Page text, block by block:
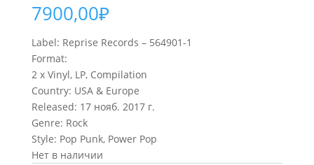
7900,00₽
Label: Reprise Records – 564901-1
Format:
2 x Vinyl, LP, Compilation
Country: USA & Europe
Released: 17 нояб. 2017 г.
Genre: Rock
Style: Pop Punk, Power Pop
Нет в наличии